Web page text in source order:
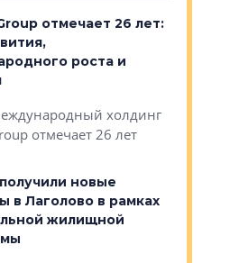
отмечает 26 лет:
роста и
холдинг
отмечает 26 лет
новые
в Лаголово в рамках
жилищной